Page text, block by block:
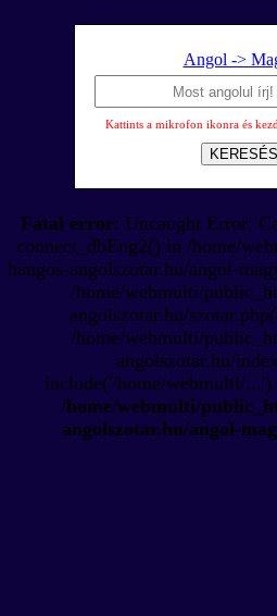
Angol ->
Kattints a mikrofon ikonra és
KERESÉS
Fatal error: Uncaught Error:
connect_dbEng2() in /home/
hangos-angolszotar.hu/angol-
/home/webmulti/
angolszotar.hu/
/home/webmulti/
angolszotar.hu/
include('/home/webmulti/
/home/webmulti/
angolszotar.hu/angol-